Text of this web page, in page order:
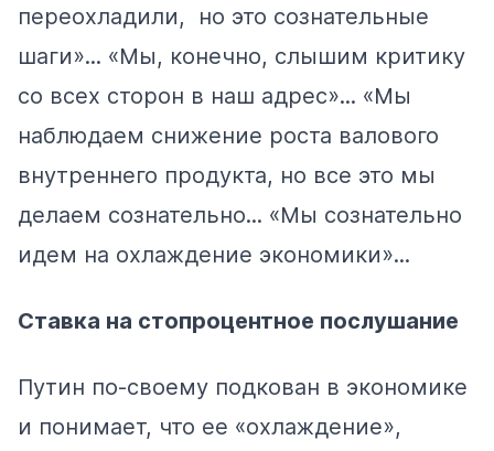
переохладили, но это сознательные
шаги»... «Мы, конечно, слышим критику
со всех сторон в наш адрес»... «Мы
наблюдаем снижение роста валового
внутреннего продукта, но все это мы
делаем сознательно... «Мы сознательно
идем на охлаждение экономики»...
Ставка на стопроцентное послушание
Путин по-своему подкован в экономике
и понимает, что ее «охлаждение»,